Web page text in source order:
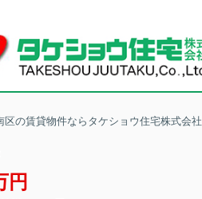
区の賃貸物件ならタケショウ住宅株式会社
円